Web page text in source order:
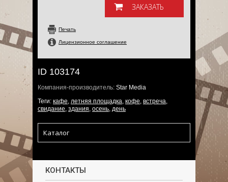
Печать
Лицензионное соглашение
ID 103174
Компания-производитель: Star Media
Теги: кафе летняя площадка кофе встреча
свидание здания осень день
Каталог
КОНТАКТЫ